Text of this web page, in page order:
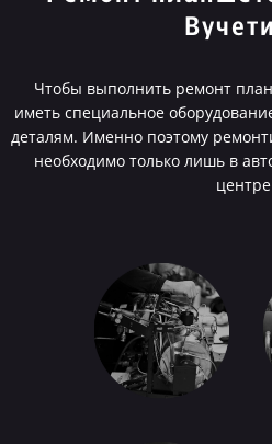
Чтобы выполнить ремонт
иметь специальное
деталям. Именно поэтому
необходимо только лишь в